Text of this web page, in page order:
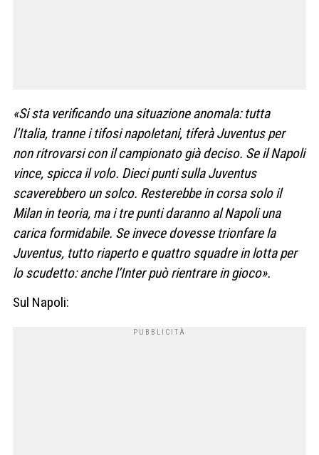
«Si sta verificando una situazione anomala: tutta
l’Italia, tranne i tifosi napoletani, tiferà Juventus per
non ritrovarsi con il campionato già deciso. Se il Napoli
vince, spicca il volo. Dieci punti sulla Juventus
scaverebbero un solco. Resterebbe in corsa solo il
Milan in teoria, ma i tre punti daranno al Napoli una
carica formidabile. Se invece dovesse trionfare la
Juventus, tutto riaperto e quattro squadre in lotta per
lo scudetto: anche l’Inter può rientrare in gioco».
Sul Napoli: